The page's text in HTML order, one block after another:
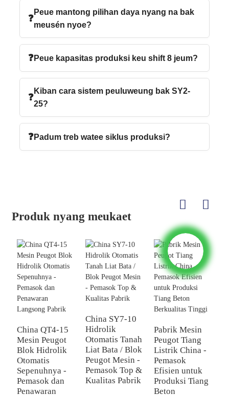
Peue mantong pilihan daya nyang na bak
meusén nyoe?
Peue kapasitas produksi keu shift 8 jeum?
Kiban cara sistem peuluweung bak SY2-
25?
Padum treb watee siklus produksi?
Produk nyang meukaet
China QT4-15
Mesin Peugot
Blok Hidrolik
Otomatis
Sepenuhnya -
Pemasok dan
Penawaran
China SY7-10
Hidrolik
Otomatis Tanah
Liat Bata / Blok
Peugot Mesin -
Pemasok Top &
Kualitas Pabrik
Pabrik Mesin
Peugot Tiang
Listrik China -
Pemasok
Efisien untuk
Produksi Tiang
Beton